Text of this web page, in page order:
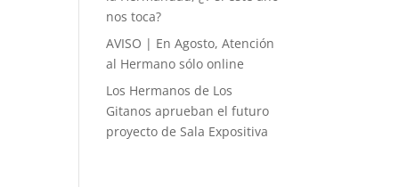
nos toca?
AVISO | En Agosto, Atención
al Hermano sólo online
Los Hermanos de Los
Gitanos aprueban el futuro
proyecto de Sala Expositiva